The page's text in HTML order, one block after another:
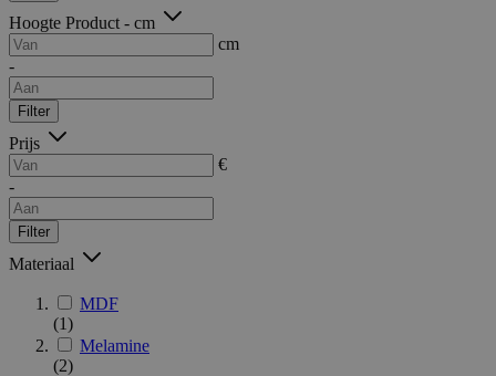
Hoogte Product - cm
cm
-
Filter
Prijs
€
-
Filter
Materiaal
MDF
(1)
Melamine
(2)